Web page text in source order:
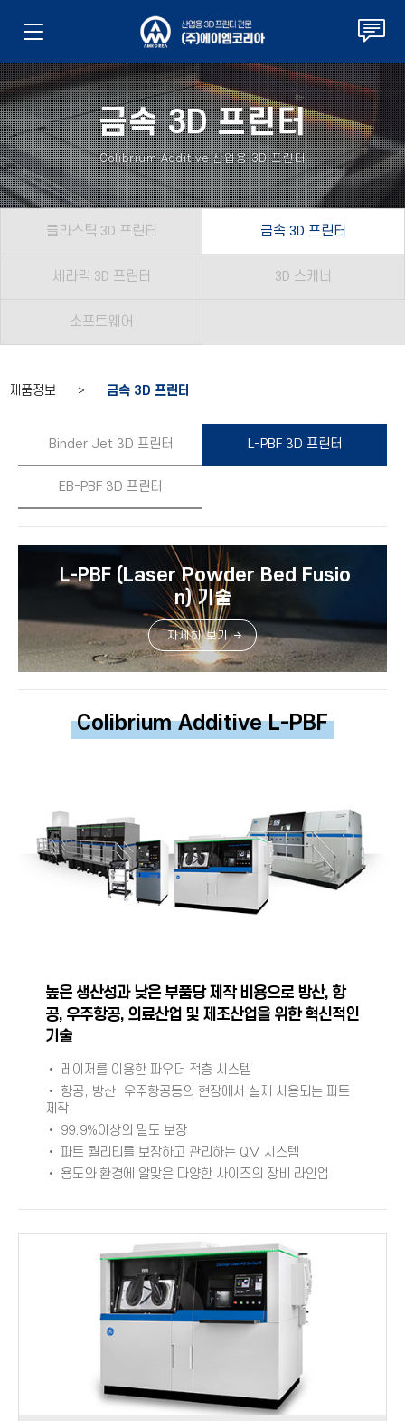
금속 3D 프린터
Colibrium Additive 산업용 3D 프린터
플라스틱 3D 프린터 금속 3D 프린터
세라믹 3D 프린터 3D 스캐너
소프트웨어
제품정보 > 금속 3D 프린터
Binder Jet 3D 프린터 L-PBF 3D 프린터
EB-PBF 3D 프린터
L-PBF ( Laser Powder Bed Fusio
n)기술
자세히 보기
Colibrium Additive L-PBF
높은 생산성과 낮은 부품당 제작 비용으로 방산, 항
공, 우주항공, 의료산업 및 제조산업을 위한 혁신적인
기술
• 레이저를 이용한 파우더 적층 시스템
• 항공, 방산, 우주항공등의 현장에서 실제 사용되는 파트
제작
• 99.9%이상의 밀도 보장
• 파트 퀄리티를 보장하고 관리하는 QM 시스템
• 용도와 환경에 알맞은 다양한 사이즈의 장비 라인업